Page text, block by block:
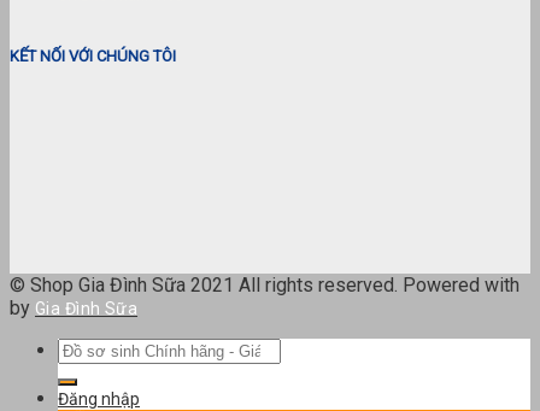
KẾT NỐI VỚI CHÚNG TÔI
© Shop Gia Đình Sữa 2021 All rights reserved. Powered with
by Gia Đình Sữa
Tìm
kiếm:
Đăng nhập